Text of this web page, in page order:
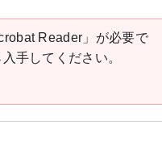
Reader」が必要で
手してください。